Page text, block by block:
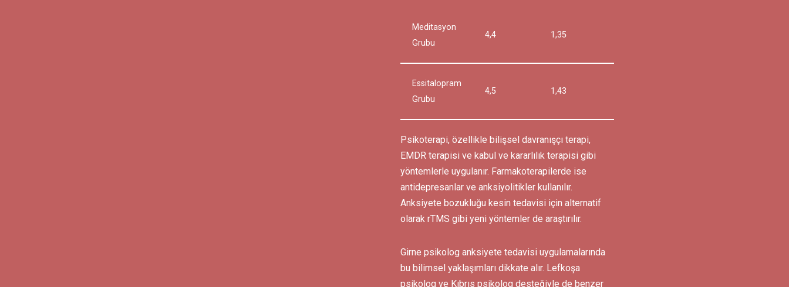
Meditasyon
Grubu
4,4 1,35
Essitalopram
Grubu
4,5 1,43
Psikoterapi, özellikle bilişsel davranışçı terapi,
EMDR terapisi ve kabul ve kararlılık terapisi gibi
yöntemlerle uygulanır. Farmakoterapilerde ise
antidepresanlar ve anksiyolitikler kullanılır.
Anksiyete bozukluğu kesin tedavisi için alternatif
olarak rTMS gibi yeni yöntemler de araştırılır.
Girne psikolog anksiyete tedavisi uygulamalarında
bu bilimsel yaklaşımları dikkate alır. Lefkoşa
psikolog ve Kıbrıs psikolog desteğiyle de benzer